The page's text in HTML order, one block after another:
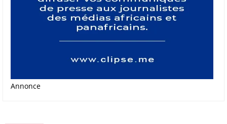
Annonce